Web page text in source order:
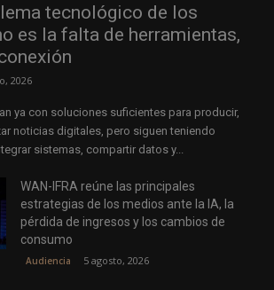
tecnológico de los
es la falta de herramientas,
2026
ya con soluciones suficientes para producir,
noticias digitales, pero siguen teniendo
sistemas, compartir datos y...
WAN-IFRA reúne las principales
estrategias de los medios ante la IA, la
pérdida de ingresos y los cambios de
consumo
Audiencia 5 agosto, 2026